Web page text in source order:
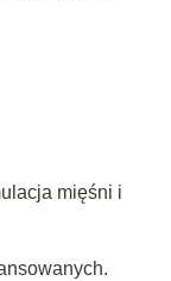
mięśni i